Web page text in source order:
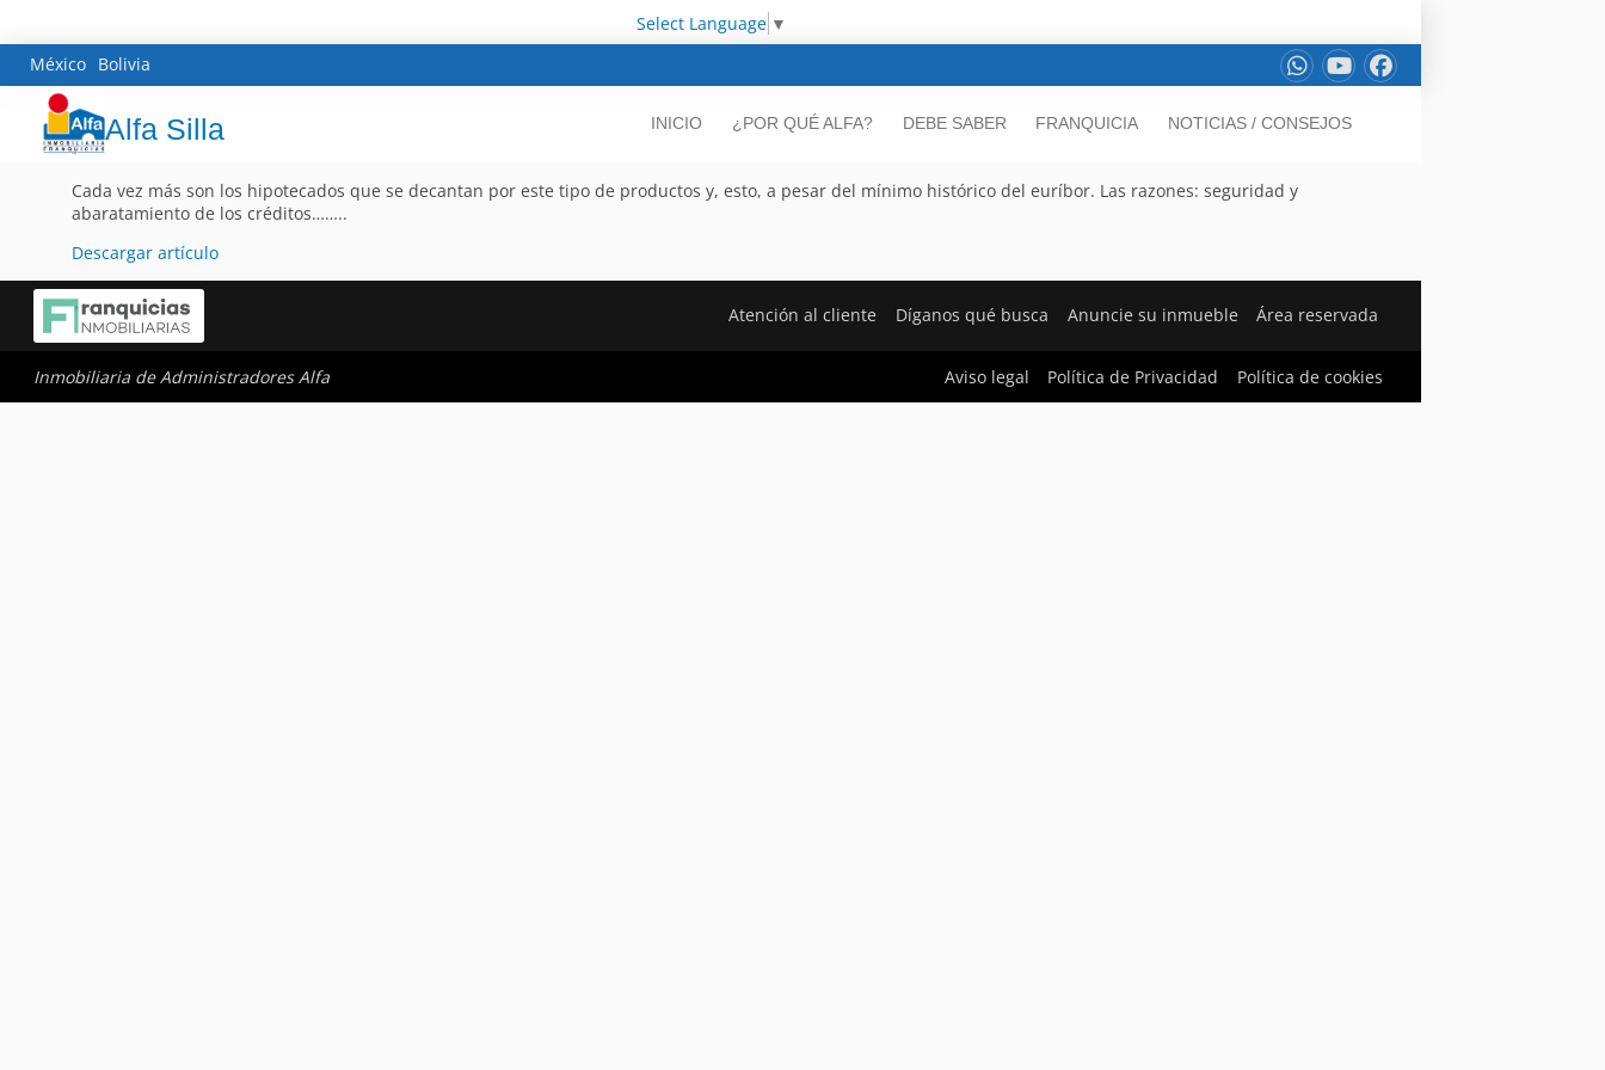
Select Language ▼
México Bolivia
Alfa Silla INICIO ¿POR QUÉ ALFA? DEBE SABER FRANQUICIA NOTICIAS / CONSEJOS
Cada vez más son los hipotecados que se decantan por este tipo de productos y, esto, a pesar del mínimo histórico del euríbor. Las razones: seguridad y
abaratamiento de los créditos……..
Descargar artículo
Atención al cliente Díganos qué busca Anuncie su inmueble Área reservada
Inmobiliaria de Administradores Alfa Aviso legal Política de Privacidad Política de cookies